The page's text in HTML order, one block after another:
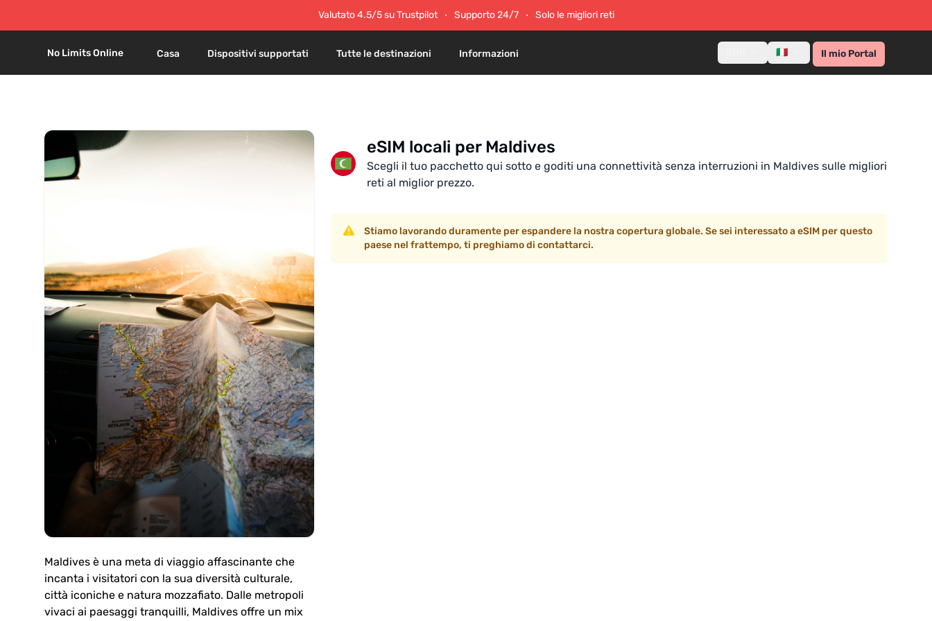
Valutato 4.5/5 su Trustpilot Supporto 24/7 Solo le migliori reti
No Limits Online Casa Dispositivi supportati Tutte le destinazioni Informazioni 🇮🇹 Il mio Portal
Maldives è una meta di viaggio affascinante che
incanta i visitatori con la sua diversità culturale,
città iconiche e natura mozzafiato. Dalle metropoli
vivaci ai paesaggi tranquilli, Maldives offre un mix
eSIM locali per Maldives
Scegli il tuo pacchetto qui sotto e goditi una connettività senza interruzioni in Maldives sulle migliori
reti al miglior prezzo.
Stiamo lavorando duramente per espandere la nostra copertura globale. Se sei interessato a eSIM per questo
paese nel frattempo, ti preghiamo di contattarci.